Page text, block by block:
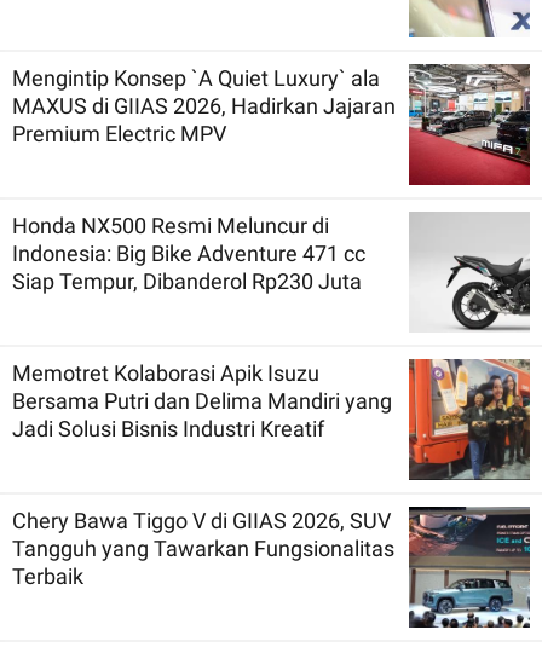
Mengintip Konsep `A Quiet Luxury` ala
MAXUS di GIIAS 2026, Hadirkan Jajaran
Premium Electric MPV
Honda NX500 Resmi Meluncur di
Indonesia: Big Bike Adventure 471 cc
Siap Tempur, Dibanderol Rp230 Juta
Memotret Kolaborasi Apik Isuzu
Bersama Putri dan Delima Mandiri yang
Jadi Solusi Bisnis Industri Kreatif
Chery Bawa Tiggo V di GIIAS 2026, SUV
Tangguh yang Tawarkan Fungsionalitas
Terbaik